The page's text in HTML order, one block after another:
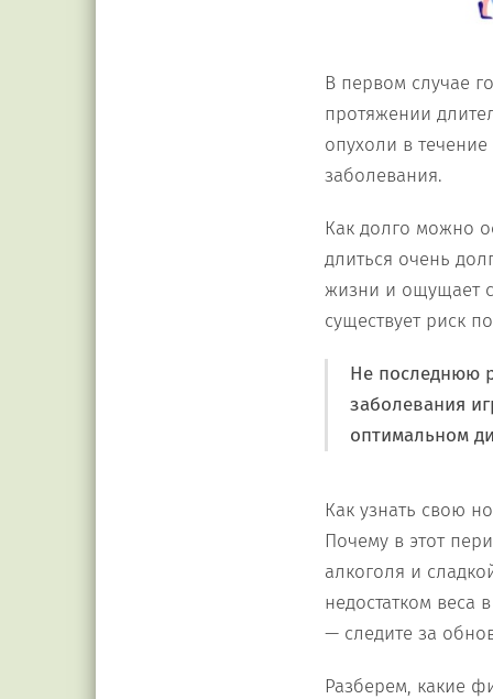
В первом случае
протяжении
опухоли в
заболевания.
Как долго можно
длиться очень
жизни и ощущает
существует риск
Не последнюю
заболевания
оптимальном
Как узнать свою
Почему в этот
алкоголя и
недостатком веса
— следите за
Разберем, какие